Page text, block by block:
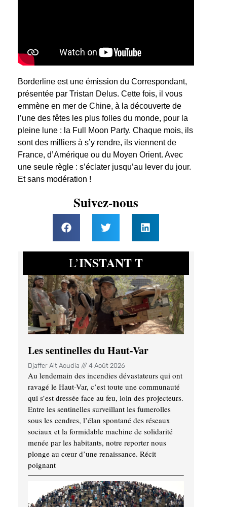
Borderline est une émission du Correspondant,
présentée par Tristan Delus. Cette fois, il vous
emmène en mer de Chine, à la découverte de
l’une des fêtes les plus folles du monde, pour la
pleine lune : la Full Moon Party. Chaque mois, ils
sont des milliers à s’y rendre, ils viennent de
France, d’Amérique ou du Moyen Orient. Avec
une seule règle : s’éclater jusqu’au lever du jour.
Et sans modération !
Suivez-nous
L’INSTANT T
Les sentinelles du Haut-Var
Djaffer Ait Aoudia 4 Août 2026
Au lendemain des incendies dévastateurs qui ont
ravagé le Haut-Var, c’est toute une communauté
qui s’est dressée face au feu, loin des projecteurs.
Entre les sentinelles surveillant les fumerolles
sous les cendres, l’élan spontané des réseaux
sociaux et la formidable machine de solidarité
menée par les habitants, notre reporter nous
plonge au cœur d’une renaissance. Récit
poignant